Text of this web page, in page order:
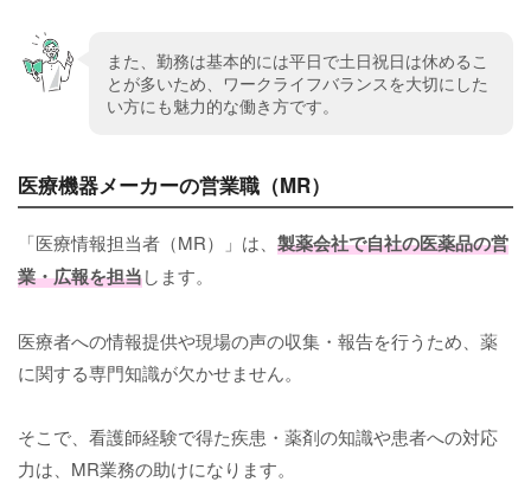
また、勤務は基本的には平日で土日祝日は休めるこ
とが多いため、ワークライフバランスを大切にした
い方にも魅力的な働き方です。
医療機器メーカーの営業職（MR）
「医療情報担当者（MR）」は、 製薬会社で自社の医薬品の営
業・広報を担当します。
医療者への情報提供や現場の声の収集・報告を行うため、薬
に関する専門知識が欠かせません。
そこで、看護師経験で得た疾患・薬剤の知識や患者への対応
力は、MR業務の助けになります。